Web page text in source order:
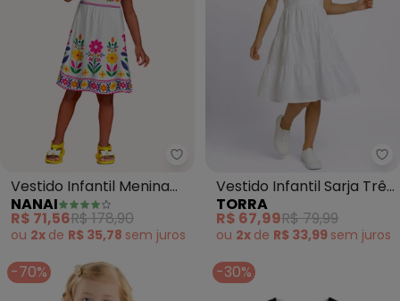
Nanai - Vestido Infantil Menina
Vestido Infantil Menina
Flores (Branco)
NANAI
R$ 71,56R$ 178,90
ou 2x de R$ 35,78 sem juros
Vestido Infantil Sarja Três
Marias (Branco)
TORRA
R$ 67,99R$ 79,99
ou 2x de R$ 33,99 sem juros
-70% -30%